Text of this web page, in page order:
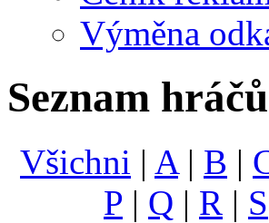
Výměna
Seznam hráčů
Všichni | A| B |
P | Q | R | S